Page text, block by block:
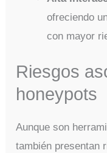
ofreciendo
con mayor
Riesgos
honeypots
Aunque son
también presentan